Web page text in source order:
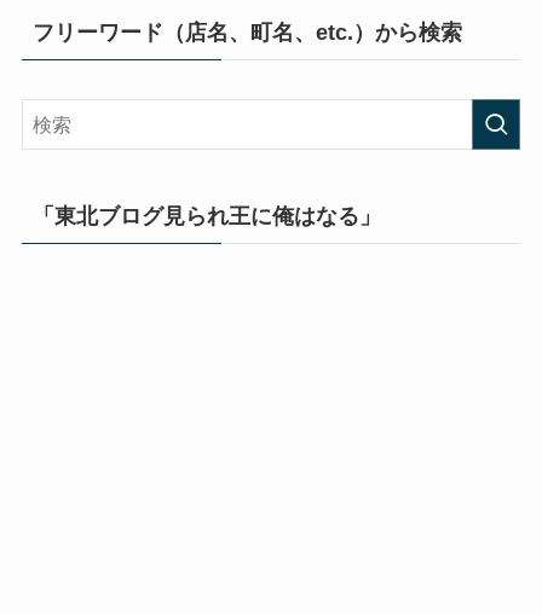
フリーワード（店名、町名、etc.）から検索
「東北ブログ見られ王に俺はなる」